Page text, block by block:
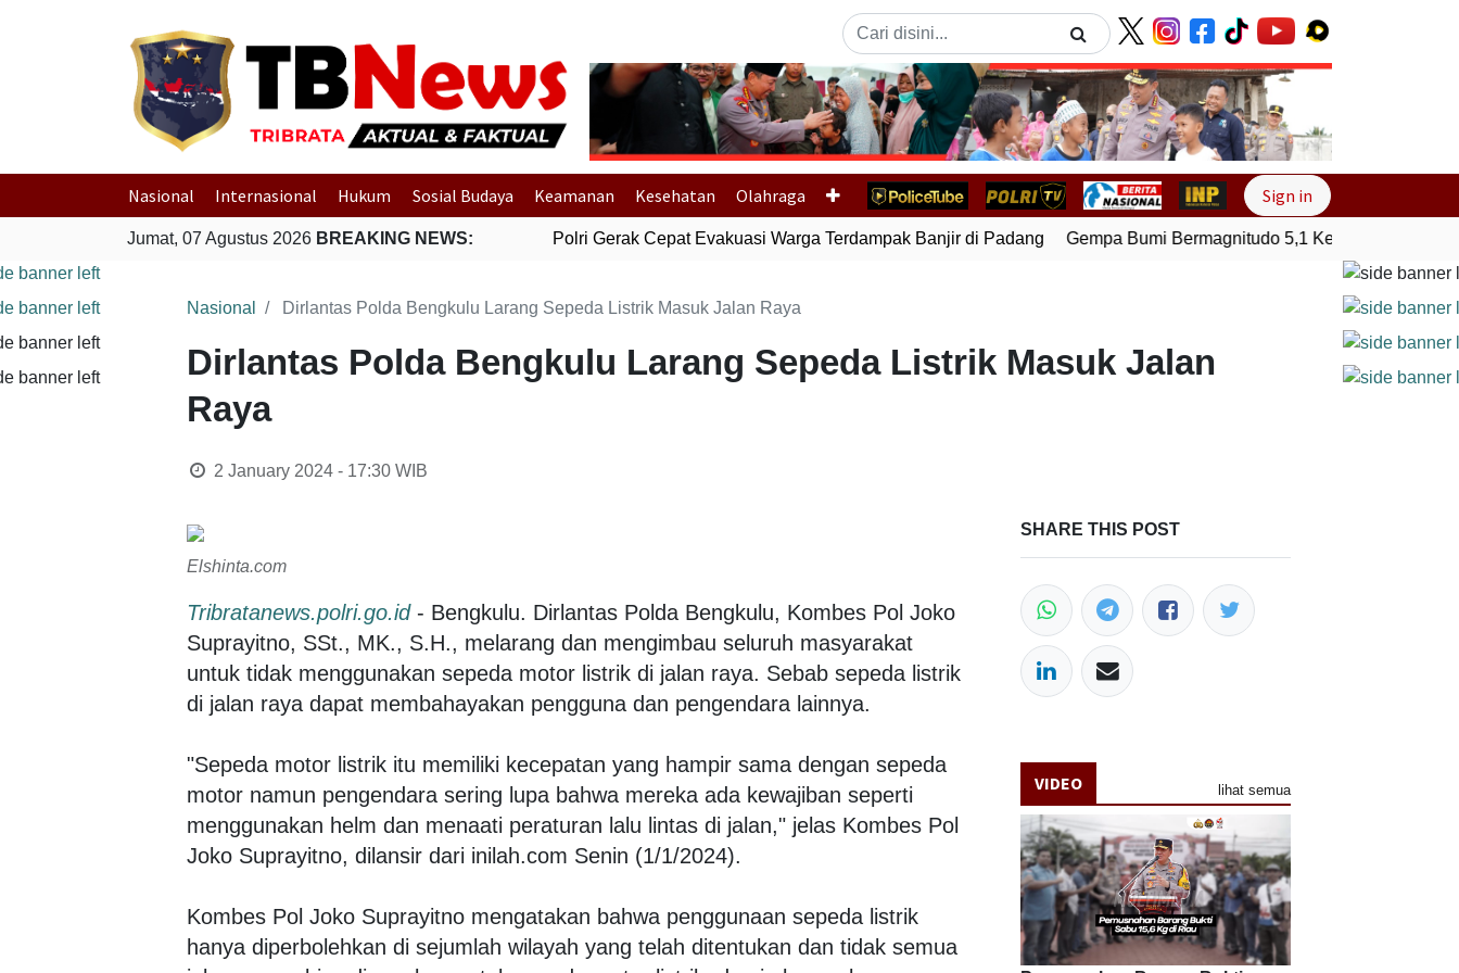
Previous Next
Nasional Internasional Hukum Sosial Budaya Keamanan Kesehatan Olahraga Sign in
Jumat, 07 Agustus 2026 BREAKING NEWS: Polri Gerak Cepat Evakuasi Warga Terdampak Banjir di Padang Gempa Bumi Bermagnitudo 5,1 Kembali Guncang
Nasional Dirlantas Polda Bengkulu Larang Sepeda Listrik Masuk Jalan Raya
Dirlantas Polda Bengkulu Larang Sepeda Listrik Masuk Jalan
Raya
2 January 2024 - 17:30WIB
Elshinta.com
Tribratanews.polri.go.id- Bengkulu. Dirlantas Polda Bengkulu, Kombes Pol Joko
Suprayitno, SSt., MK., S.H., melarang dan mengimbau seluruh masyarakat
untuk tidak menggunakan sepeda motor listrik di jalan raya. Sebab sepeda listrik
di jalan raya dapat membahayakan pengguna dan pengendara lainnya.
"Sepeda motor listrik itu memiliki kecepatan yang hampir sama dengan sepeda
motor namun pengendara sering lupa bahwa mereka ada kewajiban seperti
menggunakan helm dan menaati peraturan lalu lintas di jalan," jelas Kombes Pol
Joko Suprayitno, dilansir dari inilah.com Senin (1/1/2024).
Kombes Pol Joko Suprayitno mengatakan bahwa penggunaan sepeda listrik
hanya diperbolehkan di sejumlah wilayah yang telah ditentukan dan tidak semua
SHARE THIS POST
VIDEO lihat semua